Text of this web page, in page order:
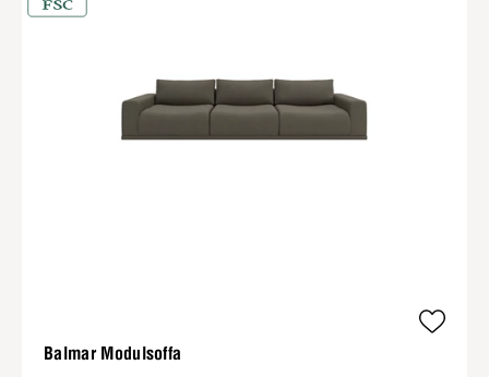
Balmar Modulsoffa